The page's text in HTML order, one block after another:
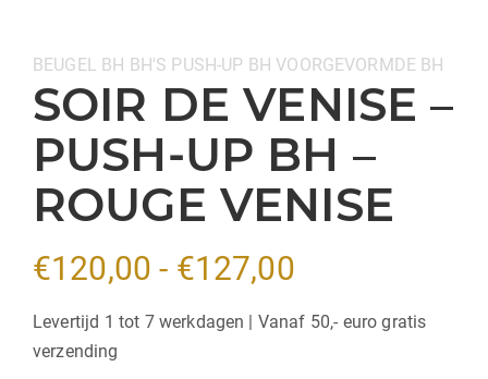
Categorieën:
BEUGEL BH BH'S PUSH-UP BH VOORGEVORMDE BH
SOIR DE VENISE –
PUSH-UP BH –
ROUGE VENISE
€120,00 - €127,00Prijsklasse:
€120,00
Levertijd 1 tot 7 werkdagen | Vanaf 50,- euro gratis
verzending